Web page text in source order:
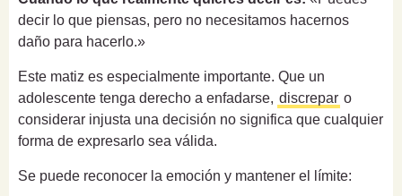
decir lo que piensas, pero no necesitamos hacernos
daño para hacerlo.»
Este matiz es especialmente importante. Que un
adolescente tenga derecho a enfadarse, discrepar o
considerar injusta una decisión no significa que cualquier
forma de expresarlo sea válida.
Se puede reconocer la emoción y mantener el límite: